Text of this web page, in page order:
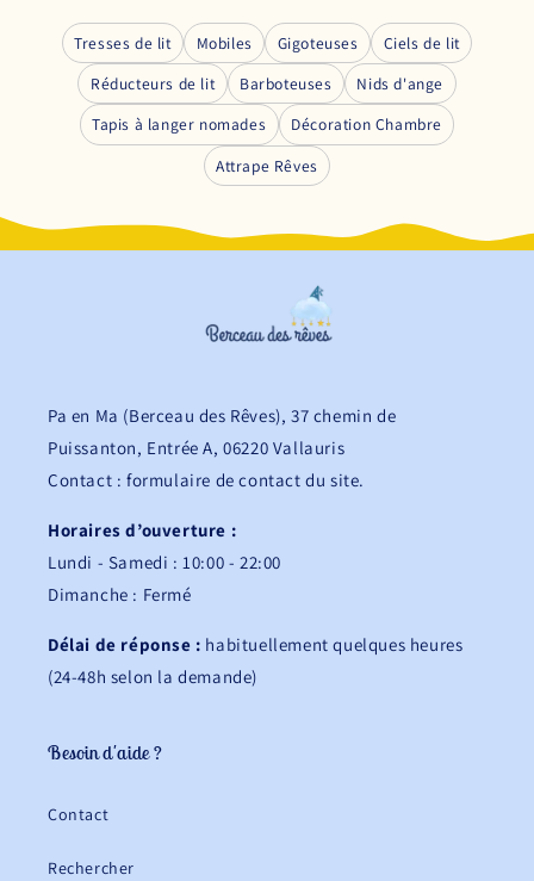
Tresses de lit Mobiles Gigoteuses
Ciels de lit
Réducteurs de lit
Barboteuses
Nids d'ange
Tapis à langer nomades
Décoration Chambre
Attrape Rêves
Pa en Ma (Berceau des Rêves), 37 chemin de
Puissanton, Entrée A, 06220 Vallauris
Contact : formulaire de contact du site.
Horaires d’ouverture :
Lundi - Samedi : 10:00 - 22:00
Dimanche : Fermé
Délai de réponse : habituellement quelques heures
(24-48h selon la demande)
Besoin d'aide ?
Contact
Rechercher